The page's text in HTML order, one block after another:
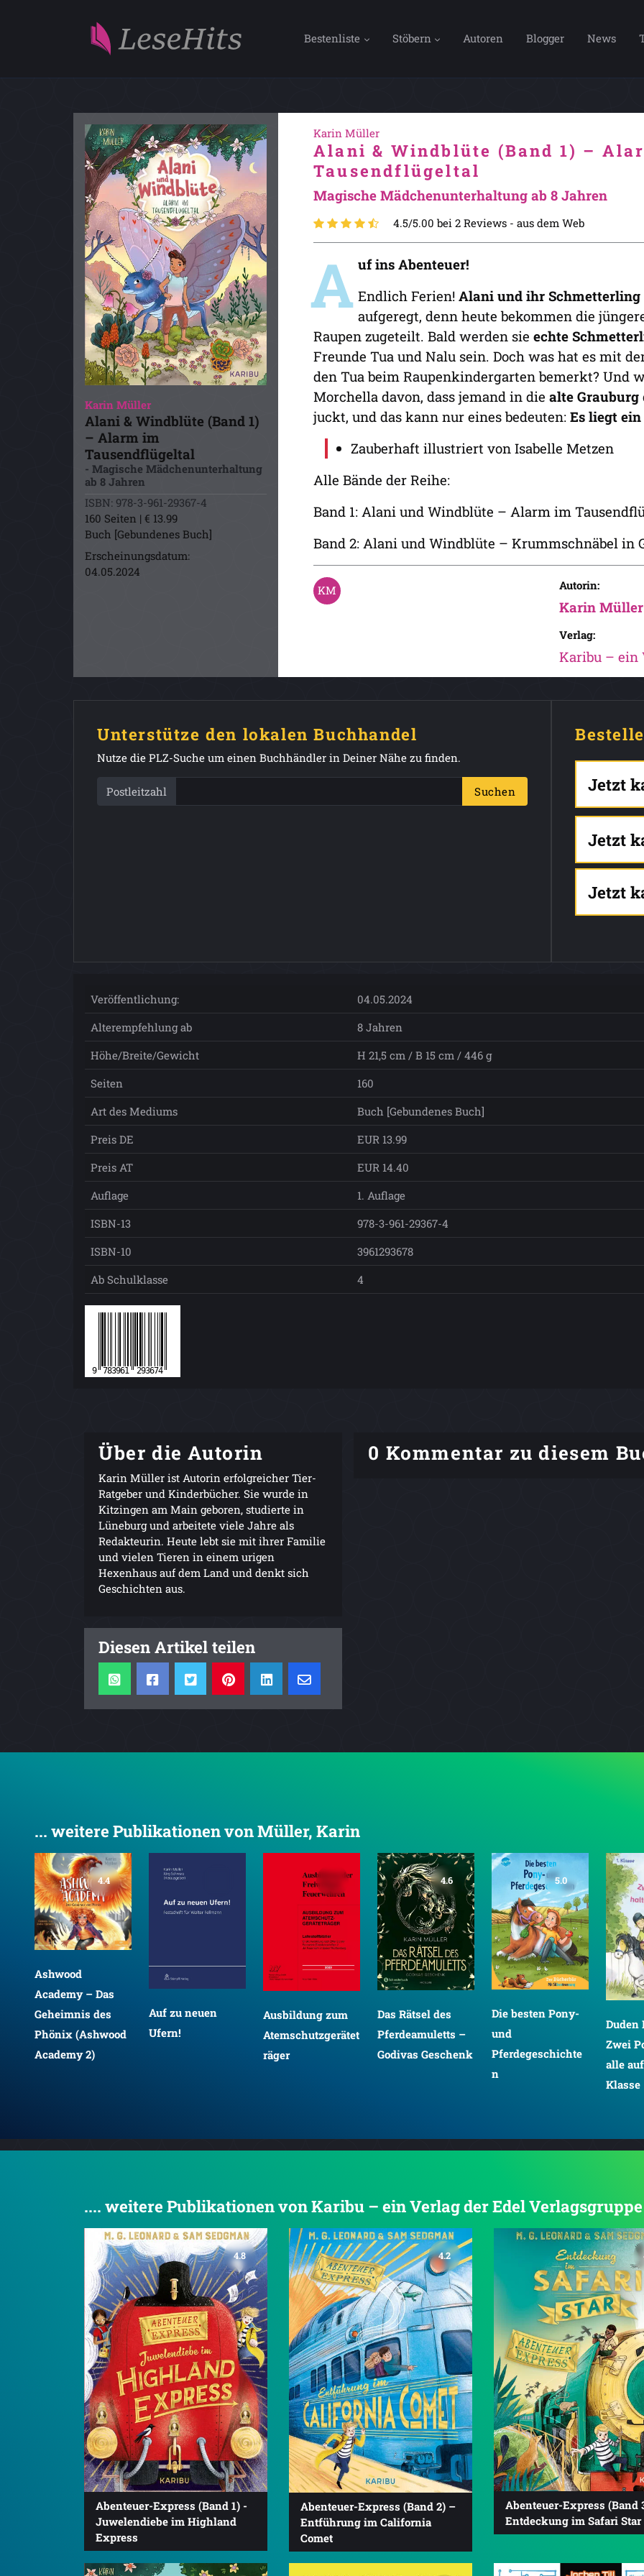
Bestenliste Stöbern Autoren Blogger News
Karin Müller
Alani & Windblüte (Band 1)
– Alarm im
Tausendflügeltal
- Magische Mädchenunterhaltung
ab 8 Jahren
ISBN: 978-3-961-29367-4
160 Seiten | € 13.99
Buch [Gebundenes Buch]
Erscheinungsdatum:
04.05.2024
Karin Müller
Alani & Windblüte (Band 1) –
Tausendflügeltal
Magische Mädchenunterhaltung ab 8 Jahren
4.5/5.00 bei 2 Reviews - aus dem Web
A uf ins Abenteuer!
Endlich Ferien! Alani und ihr
aufgeregt, denn heute bekommen die
Raupen zugeteilt. Bald werden sie echte
Freunde Tua und Nalu sein. Doch was hat es mit
den Tua beim Raupenkindergarten bemerkt? Und
Morchella davon, dass jemand in die alte Grauburg
juckt, und das kann nur eines bedeuten: Es liegt
Zauberhaft illustriert von Isabelle Metzen
Alle Bände der Reihe:
Band 1: Alani und Windblüte – Alarm im
Band 2: Alani und Windblüte – Krummschnäbel in
Autorin:
Karin Müller
Verlag:
Karibu – ein
Unterstütze den lokalen Buchhandel
Nutze die PLZ-Suche um einen Buchhändler in Deiner Nähe zu finden.
Postleitzahl Suchen Jetzt
Jetzt
Jetzt
Veröffentlichung:
04.05.2024
Alterempfehlung ab
8 Jahren
Höhe/Breite/Gewicht
H 21,5 cm / B 15 cm / 446 g
Seiten
160
Art des Mediums
Buch [Gebundenes Buch]
Preis DE
EUR 13.99
Preis AT
EUR 14.40
Auflage
1. Auflage
ISBN-13
978-3-961-29367-4
ISBN-10
3961293678
Ab Schulklasse
4
Über die Autorin
Karin Müller ist Autorin erfolgreicher Tier-
Ratgeber und Kinderbücher. Sie wurde in
Kitzingen am Main geboren, studierte in
Lüneburg und arbeitete viele Jahre als
Redakteurin. Heute lebt sie mit ihrer Familie
und vielen Tieren in einem urigen
Hexenhaus auf dem Land und denkt sich
Geschichten aus.
Diesen Artikel teilen
0 Kommentar zu diesem
... weitere Publikationen von Müller, Karin
4.4
Ashwood
Academy – Das
Geheimnis des
Phönix (Ashwood
Academy 2)
Auf zu neuen
Ufern!
Ausbildung zum
Atemschutzgerätet
räger
4.6
Das Rätsel des
Pferdeamuletts –
Godivas Geschenk
5.0
Die besten Pony-
und
Pferdegeschichte
n
Duden
Zwei
alle
Klasse
.... weitere Publikationen von Karibu – ein Verlag der Edel Verlagsgruppe
4.8
Abenteuer-Express (Band 1) -
Juwelendiebe im Highland
Express
4.2
Abenteuer-Express (Band 2) –
Entführung im California
Comet
Abenteuer-Express (Band
Entdeckung im Safari Star